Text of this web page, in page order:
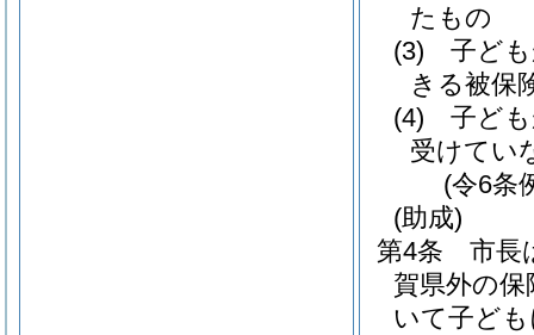
たもの
(3)
子ど
きる被保
(4)
子ど
受けてい
(令6条
(助成)
第4条
市長
賀県外の
いて子ど